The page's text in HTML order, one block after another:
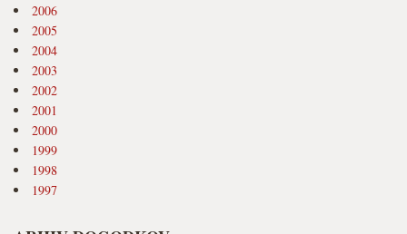
2006
2005
2004
2003
2002
2001
2000
1999
1998
1997